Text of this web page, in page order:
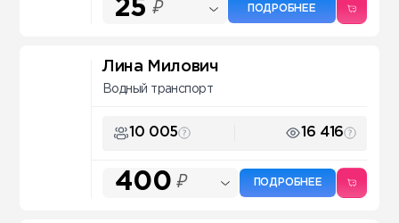
25 ₽ ПОДРОБНЕЕ
Лина Милович
Водный транспорт
10 005 16 416
400 ₽ ПОДРОБНЕЕ